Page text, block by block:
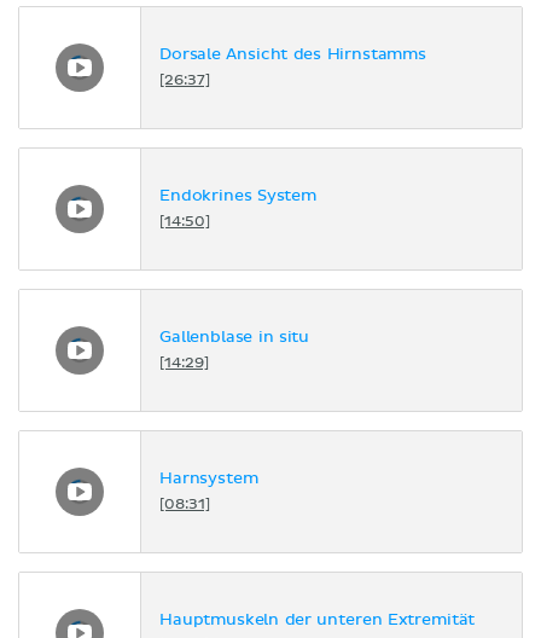
Dorsale Ansicht des Hirnstamms
[26:37]
Endokrines System
[14:50]
Gallenblase in situ
[14:29]
Harnsystem
[08:31]
Hauptmuskeln der unteren Extremität